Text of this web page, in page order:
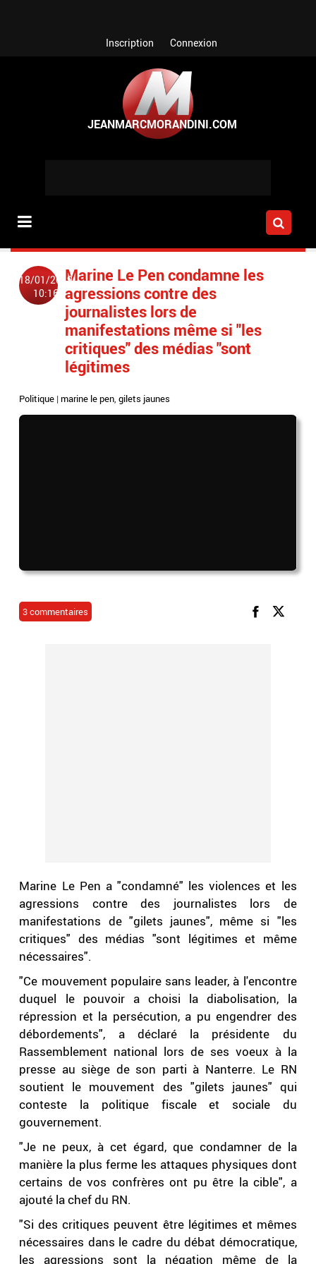
Inscription Connexion
18/01/2019
10:16
Marine Le Pen condamne les
agressions contre des
journalistes lors de
manifestations même si "les
critiques" des médias "sont
légitimes
Politique |marine le pen,gilets jaunes
3 commentaires
Marine Le Pen a "condamné" les violences et les
agressions contre des journalistes lors de
manifestations de "gilets jaunes", même si "les
critiques" des médias "sont légitimes et même
nécessaires".
"Ce mouvement populaire sans leader, à l'encontre
duquel le pouvoir a choisi la diabolisation, la
répression et la persécution, a pu engendrer des
débordements", a déclaré la présidente du
Rassemblement national lors de ses voeux à la
presse au siège de son parti à Nanterre. Le RN
soutient le mouvement des "gilets jaunes" qui
conteste la politique fiscale et sociale du
gouvernement.
"Je ne peux, à cet égard, que condamner de la
manière la plus ferme les attaques physiques dont
certains de vos confrères ont pu être la cible", a
ajouté la chef du RN.
"Si des critiques peuvent être légitimes et mêmes
nécessaires dans le cadre du débat démocratique,
les agressions sont la négation même de la